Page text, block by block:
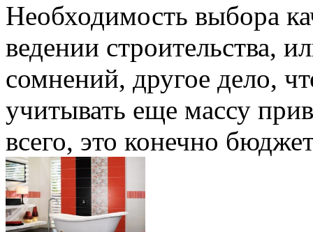
Необходимость выбора
ведении строительства,
сомнений, другое дело,
учитывать еще массу
всего, это конечно